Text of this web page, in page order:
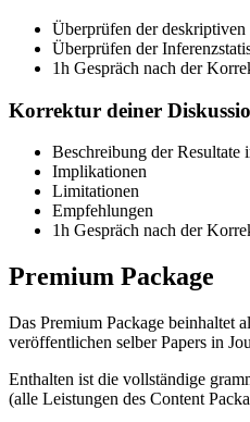
Überprüfen der deskriptiven
Überprüfen der
1h Gespräch nach der
Korrektur deiner
Beschreibung der
Implikationen
Limitationen
Empfehlungen
1h Gespräch nach der
Premium Package
Das Premium Package beinhaltet
veröffentlichen selber Papers in
Enthalten ist die vollständige
(alle Leistungen des Content